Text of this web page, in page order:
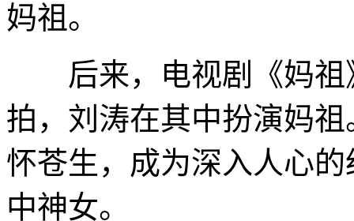
妈祖。
后来，电视剧《妈祖
拍，刘涛在其中扮演妈
怀苍生，成为深入人心
中神女。